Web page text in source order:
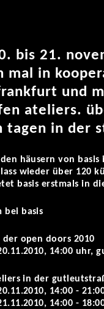
bis 21.
mal in
und
ateliers.
tagen in der
häusern von
wieder über 120
basis erstmals in
bei basis
open doors 2010
14:00 uhr,
in der
14:00 -
14:00 -